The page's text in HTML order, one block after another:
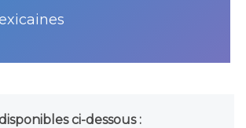
ci-dessous :